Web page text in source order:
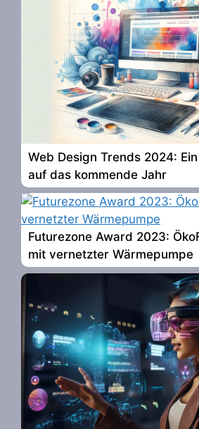
Web Design Trends 2024:
auf das kommende Jahr
Futurezone Award 2023:
mit vernetzter Wärmepumpe